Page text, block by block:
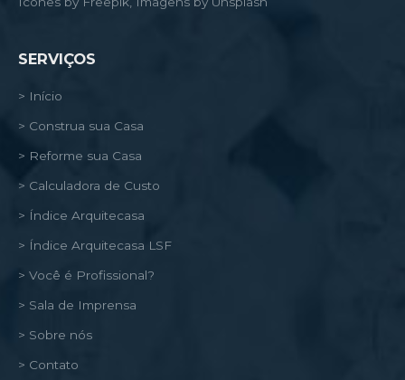
SERVIÇOS
> Início
> Construa sua Casa
> Reforme sua Casa
> Calculadora de Custo
> Índice Arquitecasa
> Índice Arquitecasa LSF
> Você é Profissional?
> Sala de Imprensa
> Sobre nós
> Contato